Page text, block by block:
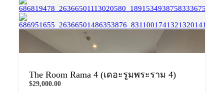
The Room Rama 4 (เดอะรูมพระราม 4)
$29,000.00